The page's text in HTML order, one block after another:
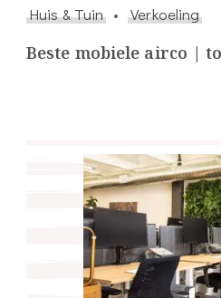
Huis & Tuin Verkoeling
Beste mobiele airco |